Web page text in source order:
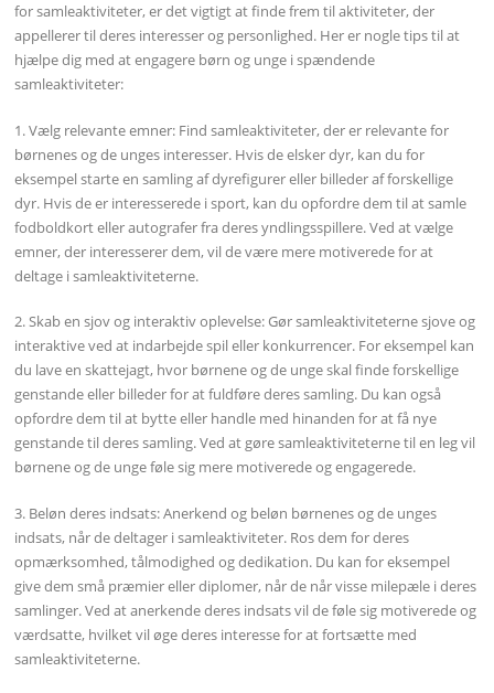
for samleaktiviteter, er det vigtigt at finde frem til aktiviteter, der
appellerer til deres interesser og personlighed. Her er nogle tips til at
hjælpe dig med at engagere børn og unge i spændende
samleaktiviteter:
1. Vælg relevante emner: Find samleaktiviteter, der er relevante for
børnenes og de unges interesser. Hvis de elsker dyr, kan du for
eksempel starte en samling af dyrefigurer eller billeder af forskellige
dyr. Hvis de er interesserede i sport, kan du opfordre dem til at samle
fodboldkort eller autografer fra deres yndlingsspillere. Ved at vælge
emner, der interesserer dem, vil de være mere motiverede for at
deltage i samleaktiviteterne.
2. Skab en sjov og interaktiv oplevelse: Gør samleaktiviteterne sjove og
interaktive ved at indarbejde spil eller konkurrencer. For eksempel kan
du lave en skattejagt, hvor børnene og de unge skal finde forskellige
genstande eller billeder for at fuldføre deres samling. Du kan også
opfordre dem til at bytte eller handle med hinanden for at få nye
genstande til deres samling. Ved at gøre samleaktiviteterne til en leg vil
børnene og de unge føle sig mere motiverede og engagerede.
3. Beløn deres indsats: Anerkend og beløn børnenes og de unges
indsats, når de deltager i samleaktiviteter. Ros dem for deres
opmærksomhed, tålmodighed og dedikation. Du kan for eksempel
give dem små præmier eller diplomer, når de når visse milepæle i deres
samlinger. Ved at anerkende deres indsats vil de føle sig motiverede og
værdsatte, hvilket vil øge deres interesse for at fortsætte med
samleaktiviteterne.